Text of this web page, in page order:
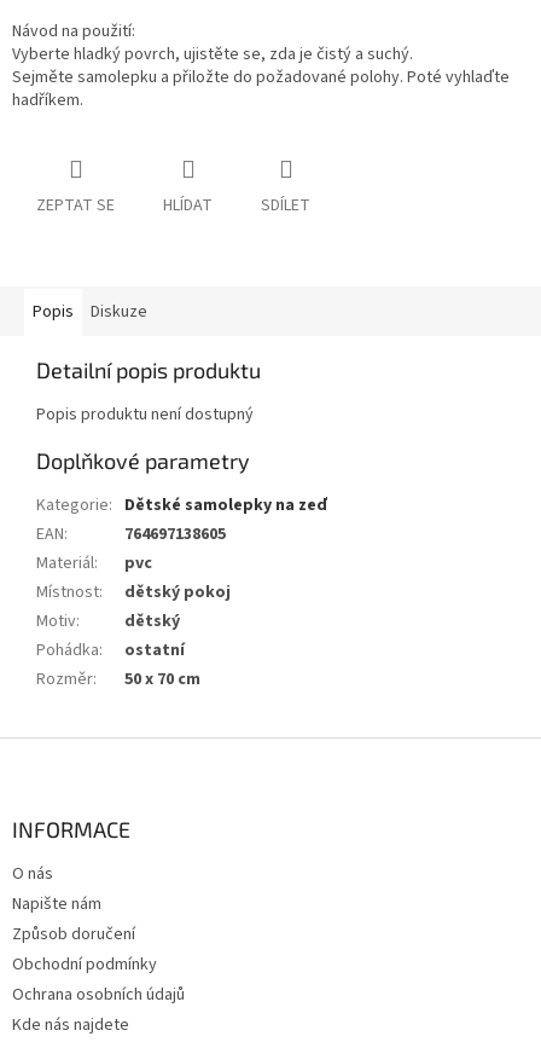
Návod na použití:
Vyberte hladký povrch, ujistěte se, zda je čistý a suchý.
Sejměte samolepku a přiložte do požadované polohy. Poté vyhlaďte
hadříkem.
ZEPTAT SE HLÍDAT SDÍLET
Popis Diskuze
Detailní popis produktu
Popis produktu není dostupný
Doplňkové parametry
Kategorie: Dětské samolepky na zeď
EAN:
764697138605
Materiál:
pvc
Místnost:
dětský pokoj
Motiv:
dětský
Pohádka:
ostatní
Rozměr: 50 x 70 cm
INFORMACE
O nás
Napište nám
Způsob doručení
Obchodní podmínky
Ochrana osobních údajů
Kde nás najdete